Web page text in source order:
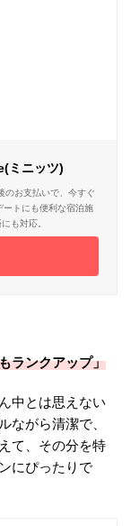
ミニッツ)
のお支払いで、今すぐ
ートにも便利な宿泊施
も対応。
ランクアップ」
中とは思えない
ながら清潔で、
て、その分を特
にぴったりで